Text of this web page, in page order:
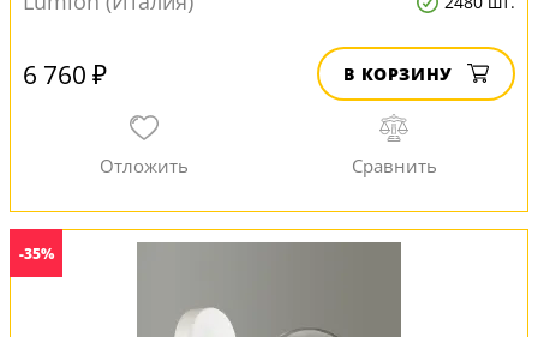
6 760 ₽ В КОРЗИНУ
-35%